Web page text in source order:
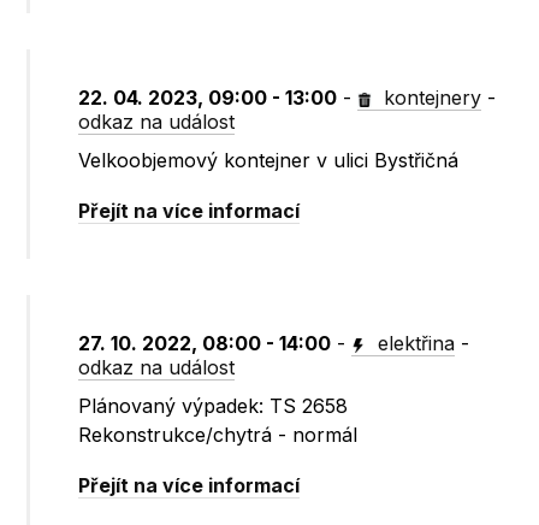
22. 04. 2023, 09:00 - 13:00 - kontejnery -
odkaz na událost
Velkoobjemový kontejner v ulici Bystřičná
Přejít na více informací
27. 10. 2022, 08:00 - 14:00 - elektřina -
odkaz na událost
Plánovaný výpadek: TS 2658
Rekonstrukce/chytrá - normál
Přejít na více informací